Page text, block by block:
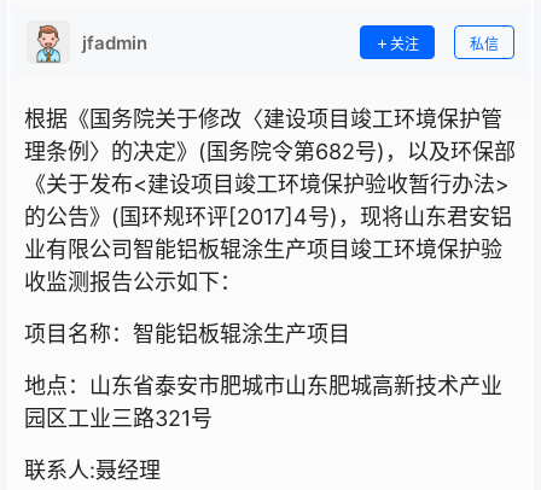
jfadmin 关注 私信
根据《国务院关于修改〈建设项目竣工环境保护管
理条例〉的决定》(国务院令第682号)，以及环保部
《关于发布<建设项目竣工环境保护验收暂行办法>
的公告》(国环规环评[2017]4号)，现将山东君安铝
业有限公司智能铝板辊涂生产项目竣工环境保护验
收监测报告公示如下：
项目名称：智能铝板辊涂生产项目
地点：山东省泰安市肥城市山东肥城高新技术产业
园区工业三路321号
联系人:聂经理